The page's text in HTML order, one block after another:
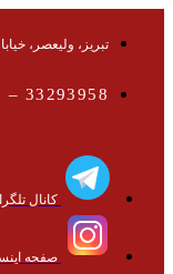
تبریز، ولیعصر،
33293958 – 33298421 – ( 041)
کانال
صفحه